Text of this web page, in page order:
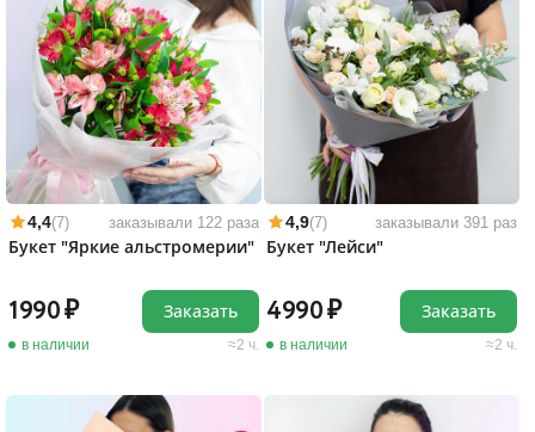
4,4(7) заказывали 122 раза
Букет "Яркие альстромерии"
1990
в наличии 2 ч.
Заказать
4,9(7) заказывали 391 раз
Букет "Лейси"
4990
в наличии 2 ч.
Заказать